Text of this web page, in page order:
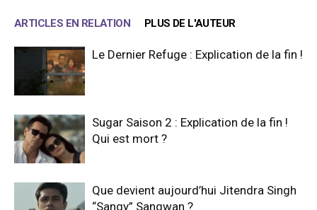
ARTICLES EN RELATION PLUS DE L'AUTEUR
Le Dernier Refuge : Explication de la fin !
Sugar Saison 2 : Explication de la fin !
Qui est mort ?
Que devient aujourd’hui Jitendra Singh
“Sangy” Sangwan ?